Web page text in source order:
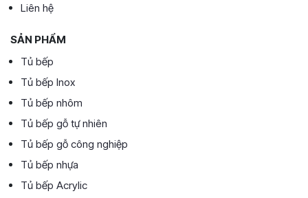
Liên hệ
SẢN PHẨM
Tủ bếp
Tủ bếp Inox
Tủ bếp nhôm
Tủ bếp gỗ tự nhiên
Tủ bếp gỗ công nghiệp
Tủ bếp nhựa
Tủ bếp Acrylic